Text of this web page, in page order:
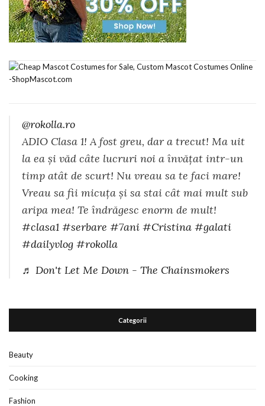
@rokolla.ro
ADIO Clasa 1! A fost greu, dar a trecut! Ma uit
la ea și văd câte lucruri noi a învățat intr-un
timp atât de scurt! Nu vreau sa te faci mare!
Vreau sa fii micuța și sa stai cât mai mult sub
aripa mea! Te îndrăgesc enorm de mult!
#clasa1 #serbare #7ani #Cristina #galati
#dailyvlog #rokolla
♬ Don't Let Me Down - The Chainsmokers
Categorii
Beauty
Cooking
Fashion